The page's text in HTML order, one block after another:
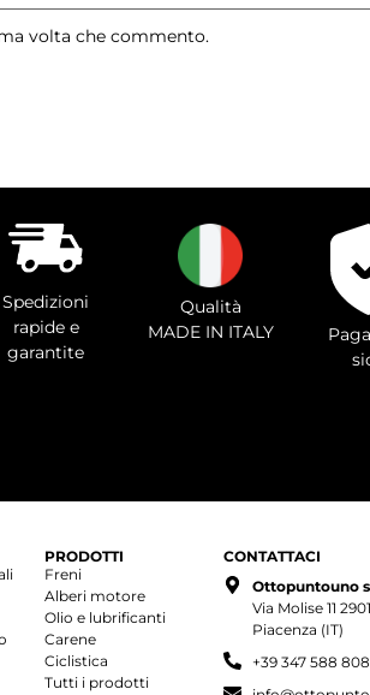
volta che commento.
Spedizioni
rapide e
garantite
Qualità
MADE IN ITALY
PRODOTTI
Freni
Alberi motore
Olio e lubrificanti
Carene
Ciclistica
Tutti i prodotti
CONTATTACI
Ottopuntouno
Via Molise 11
Piacenza (IT)
+39 347 588